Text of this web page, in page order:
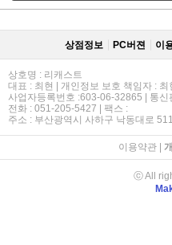
상점정보 PC버젼 이
상호명 : 리캐스트
대표 : 최현 | 개인정보 보호 책임자 : 최
사업자등록번호 :603-06-32865 | 통
전화 : 051-205-5427 | 팩스 :
주소 : 부산광역시 사하구 낙동대로
이용약관|
ⓒ All